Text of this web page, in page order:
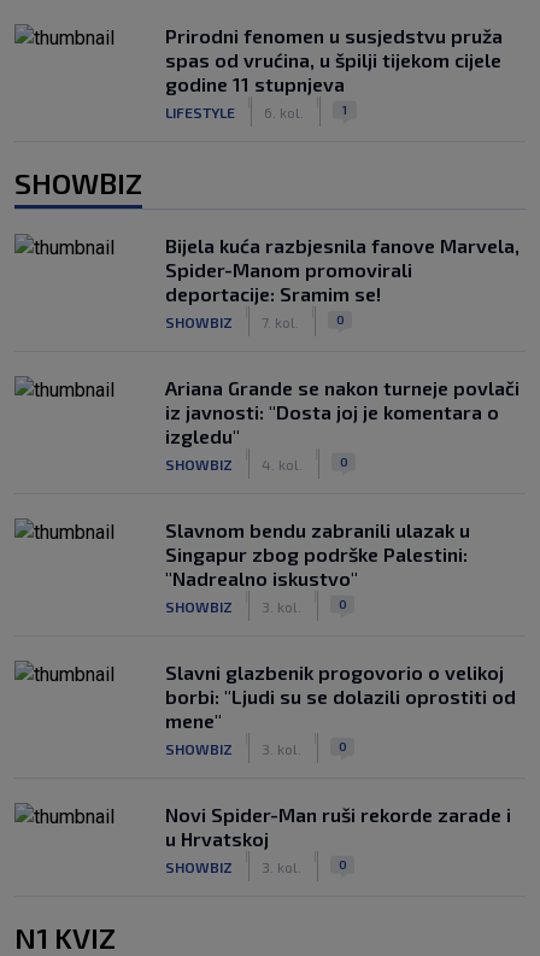
Prirodni fenomen u susjedstvu pruža
spas od vrućina, u špilji tijekom cijele
godine 11 stupnjeva
LIFESTYLE 6. kol. 1
SHOWBIZ
Bijela kuća razbjesnila fanove Marvela,
Spider-Manom promovirali
deportacije: Sramim se!
SHOWBIZ 7. kol. 0
Ariana Grande se nakon turneje povlači
iz javnosti: "Dosta joj je komentara o
izgledu"
SHOWBIZ 4. kol. 0
Slavnom bendu zabranili ulazak u
Singapur zbog podrške Palestini:
"Nadrealno iskustvo"
SHOWBIZ 3. kol. 0
Slavni glazbenik progovorio o velikoj
borbi: "Ljudi su se dolazili oprostiti od
mene"
SHOWBIZ 3. kol. 0
Novi Spider-Man ruši rekorde zarade i
u Hrvatskoj
SHOWBIZ 3. kol. 0
N1 KVIZ